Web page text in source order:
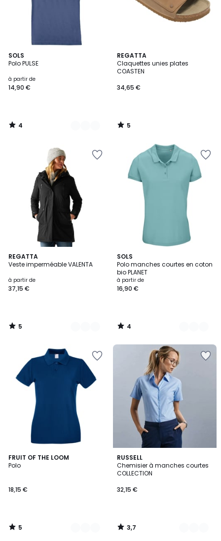
SOLS
Polo PULSE
à partir de
14,90 €
4
/
19
Couleurs
4
/
REGATTA
Claquettes unies plates
COASTEN
34,65 €
5
/
5
5
/
REGATTA
Veste imperméable VALENTA
à partir de
37,15 €
5
/
4
Couleurs
5
/
SOLS
Polo manches courtes en coton
bio PLANET
à partir de
16,90 €
4
/
5
7
Couleurs
4
/
FRUIT OF THE LOOM
Polo
18,15 €
5
/
17
Couleurs
5
/
RUSSELL
Chemisier à manches courtes
COLLECTION
32,15 €
3,7
/ 5
5
Couleurs
3,7
/